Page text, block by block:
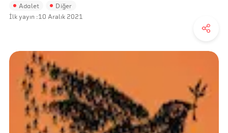
Adalet Diğer
İlk yayın :10 Aralık 2021